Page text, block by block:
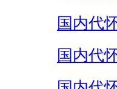
国内代
国内代